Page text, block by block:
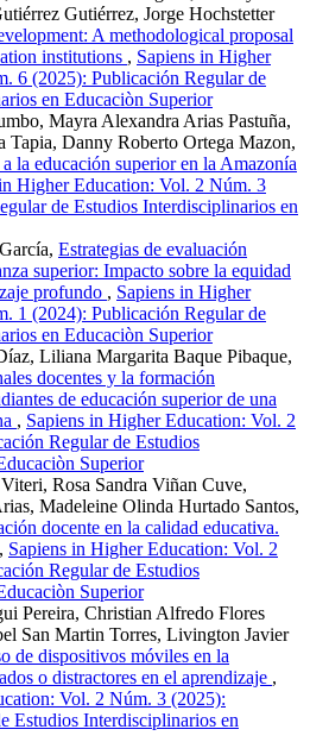
Gutiérrez, Jorge Hochstetter
A methodological proposal
institutions , Sapiens in Higher
6 (2025): Publicación Regular de
en Educaciòn Superior
Mayra Alexandra Arias Pastuña,
Tapia, Danny Roberto Ortega Mazon,
la educación superior en la Amazonía
Higher Education: Vol. 2 Núm. 3
de Estudios Interdisciplinarios en
Estrategias de evaluación
superior: Impacto sobre la equidad
profundo , Sapiens in Higher
1 (2024): Publicación Regular de
en Educaciòn Superior
Liliana Margarita Baque Pibaque,
docentes y la formación
de educación superior de una
, Sapiens in Higher Education: Vol. 2
Regular de Estudios
Superior
Rosa Sandra Viñan Cuve,
Madeleine Olinda Hurtado Santos,
docente en la calidad educativa.
, Sapiens in Higher Education: Vol. 2
Regular de Estudios
Superior
Pereira, Christian Alfredo Flores
San Martin Torres, Livington Javier
de dispositivos móviles en la
o distractores en el aprendizaje ,
Vol. 2 Núm. 3 (2025):
Estudios Interdisciplinarios en